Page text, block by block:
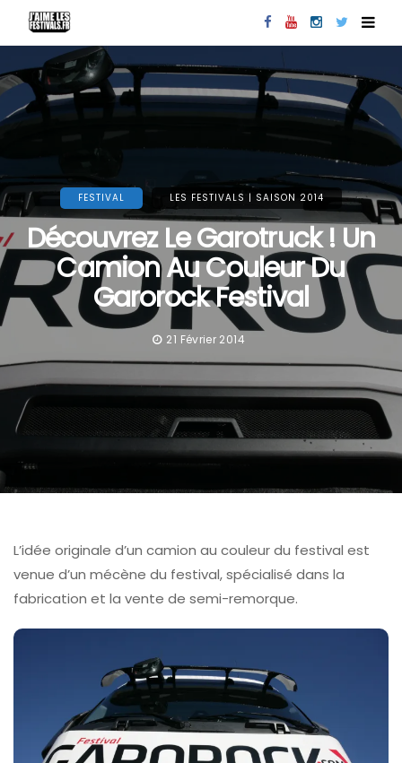
FESTIVAL LES FESTIVALS | SAISON 2014
Découvrez Le Garotruck ! Un
Camion Au Couleur Du
Garorock Festival
21 Février 2014
L’idée originale d’un camion au couleur du festival est
venue d’un mécène du festival, spécialisé dans la
fabrication et la vente de semi-remorque.